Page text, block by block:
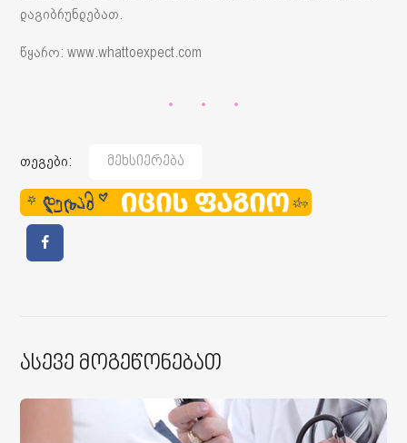
დაგიბრუნდებათ.
წყარო: www.whattoexpect.com
თეგები: Მეხსიერება
Ასევე Მოგეწონებათ